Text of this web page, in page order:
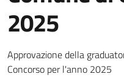
2025
Approvazione della
Concorso per l'anno 2025